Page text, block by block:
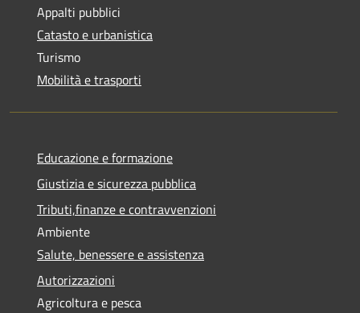
Appalti pubblici
Catasto e urbanistica
Turismo
Mobilità e trasporti
Educazione e formazione
Giustizia e sicurezza pubblica
Tributi,finanze e contravvenzioni
Ambiente
Salute, benessere e assistenza
Autorizzazioni
Agricoltura e pesca